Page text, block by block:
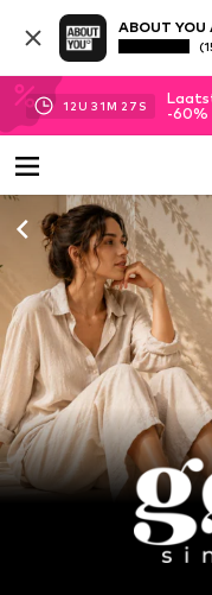
ABOUT YOU
12U 31M 24 S
-60%